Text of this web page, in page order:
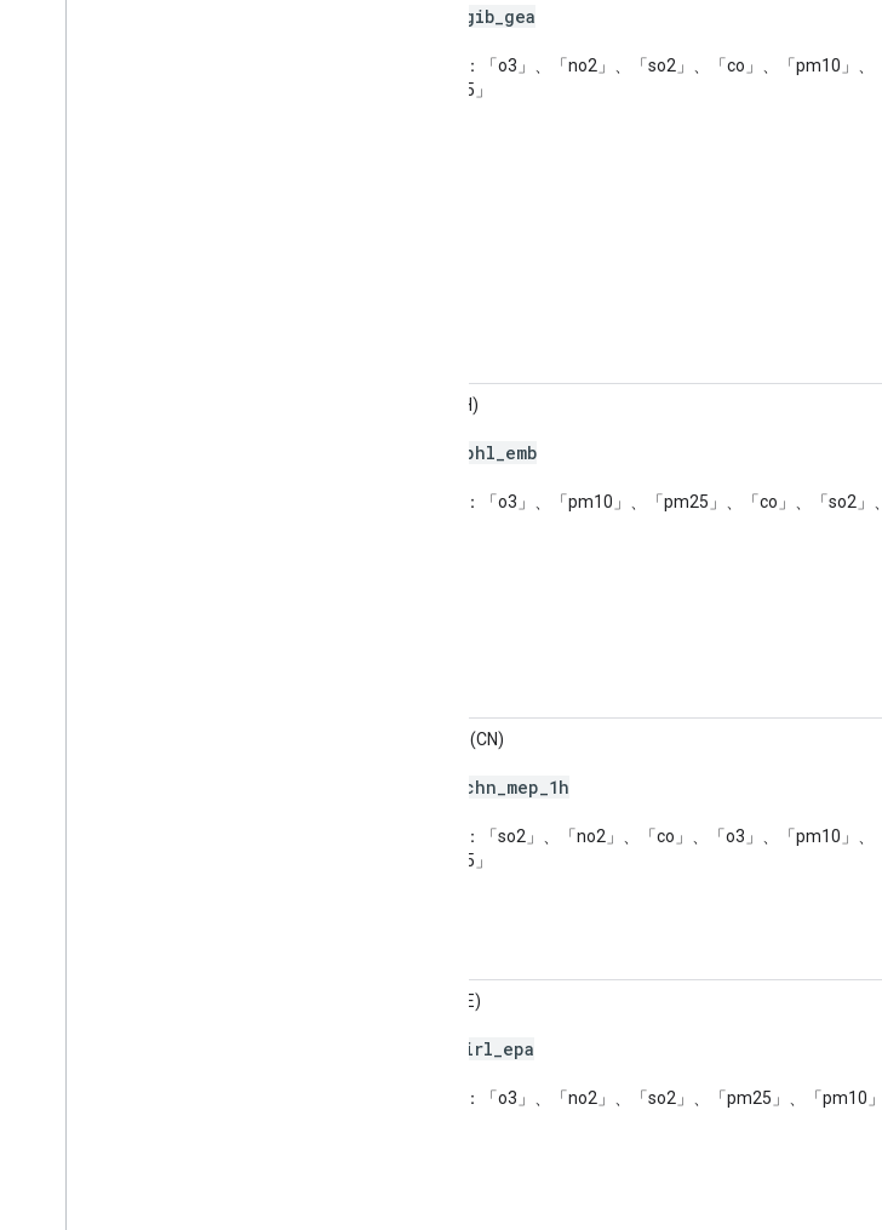
gib gea
污染物：「o3」、「no2」、「so2」、「co」、「pm10」、
「pm25」
AQI (PH)
phl emb
汙染物：「o3」、「pm10」、「pm25」、「co」、「so2」、
AQI-1h (CN)
chn mep 1h
污染物：「so2」、「no2」、「co」、「o3」、「pm10」、
「pm25」
AQIH (IE)
irl epa
污染物：「o3」、「no2」、「so2」、「pm25」、「pm10」